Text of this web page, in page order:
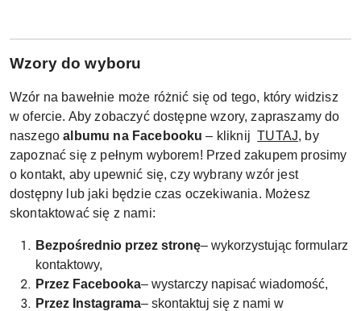
Wzory do wyboru
Wzór na bawełnie może różnić się od tego, który widzisz
w ofercie. Aby zobaczyć dostępne wzory, zapraszamy do
naszegoalbumu na Facebooku – kliknij TUTAJ, by
zapoznać się z pełnym wyborem! Przed zakupem prosimy
o kontakt, aby upewnić się, czy wybrany wzór jest
dostępny lub jaki będzie czas oczekiwania. Możesz
skontaktować się z nami:
Bezpośrednio przez stronę– wykorzystując formularz
kontaktowy,
Przez Facebooka– wystarczy napisać wiadomość,
Przez Instagrama– skontaktuj się z nami w